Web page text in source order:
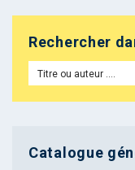
Rechercher
Catalogue